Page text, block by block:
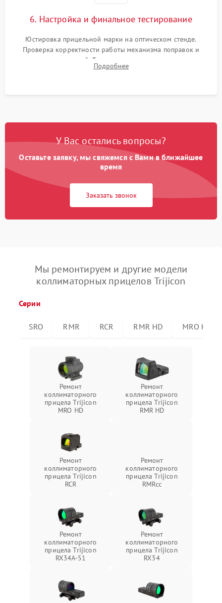
6. Настройка и финальное тестирование
Юстировка прицельной марки на оптическом стенде.
Проверка корректности работы механизма поправок и
отсутствия искажений. Тестирование прицела на ударном
стенде для подтверждения устойчивости к отдаче оружия и
Подробнее
У Вас остались вопросы?
Оставьте заявку, мы свяжемся с Вами в ближайшее
время
Заказать звонок
Мы ремонтируем и другие модели
коллиматорных прицелов Trijicon
Серии
SRO RMR RCR RMR HD MRO HD
Ремонт
коллиматорного
прицела Trijicon
MRO HD
Ремонт
коллиматорного
прицела Trijicon
RMR HD
Ремонт
коллиматорного
прицела Trijicon
RCR
Ремонт
коллиматорного
прицела Trijicon
RMRcc
Ремонт
коллиматорного
прицела Trijicon
RX34A-51
Ремонт
коллиматорного
прицела Trijicon
RX34